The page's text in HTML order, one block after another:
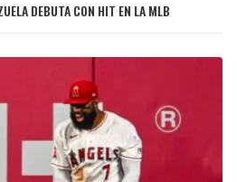
DEBUTA CON HIT EN LA MLB